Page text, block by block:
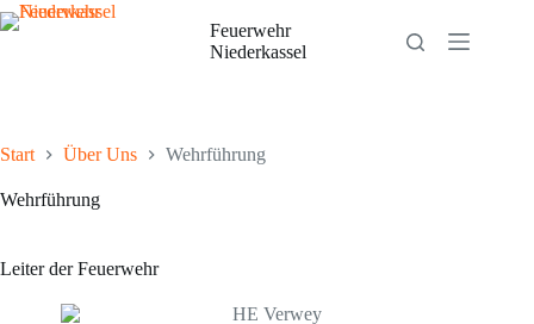
Zum
Inhalt
Feuerwehr
Niederkassel
Start Über Uns Wehrführung
Wehrführung
Leiter der Feuerwehr